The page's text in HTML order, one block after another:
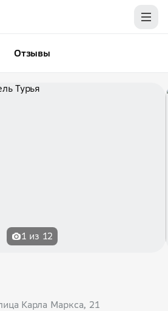
Отзывы
1 из 12
Карла Маркса, 21